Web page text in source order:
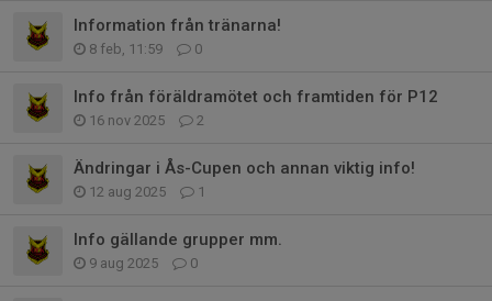
Information från tränarna!
8 feb, 11:59 0
Info från föräldramötet och framtiden för P12
16 nov 2025 2
Ändringar i Ås-Cupen och annan viktig info!
12 aug 2025 1
Info gällande grupper mm.
9 aug 2025 0